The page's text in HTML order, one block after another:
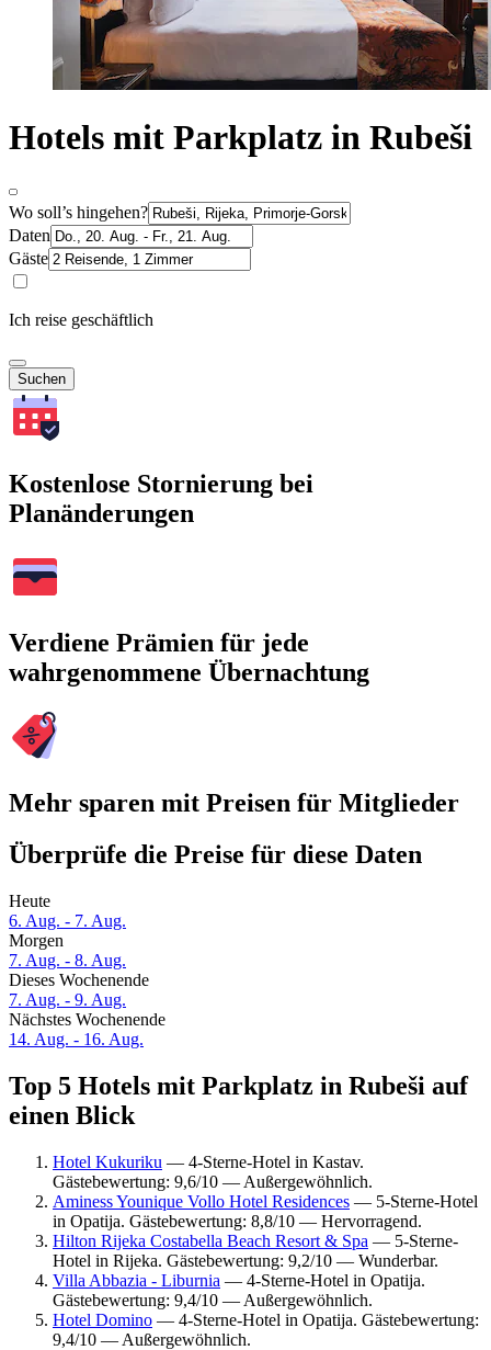
Hotels mit Parkplatz in Rubeši
Wo soll’s hingehen?
Daten
Gäste
Ich reise geschäftlich
Suchen
Kostenlose Stornierung bei
Planänderungen
Verdiene Prämien für jede
wahrgenommene Übernachtung
Mehr sparen mit Preisen für Mitglieder
Überprüfe die Preise für diese Daten
Heute
6. Aug. - 7. Aug.
Morgen
7. Aug. - 8. Aug.
Dieses Wochenende
7. Aug. - 9. Aug.
Nächstes Wochenende
14. Aug. - 16. Aug.
Top 5 Hotels mit Parkplatz in Rubeši auf
einen Blick
Hotel Kukuriku — 4-Sterne-Hotel in Kastav.
Gästebewertung: 9,6/10 — Außergewöhnlich.
Aminess Younique Vollo Hotel Residences — 5-Sterne-Hotel
in Opatija. Gästebewertung: 8,8/10 — Hervorragend.
Hilton Rijeka Costabella Beach Resort & Spa — 5-Sterne-
Hotel in Rijeka. Gästebewertung: 9,2/10 — Wunderbar.
Villa Abbazia - Liburnia — 4-Sterne-Hotel in Opatija.
Gästebewertung: 9,4/10 — Außergewöhnlich.
Hotel Domino — 4-Sterne-Hotel in Opatija. Gästebewertung:
9,4/10 — Außergewöhnlich.